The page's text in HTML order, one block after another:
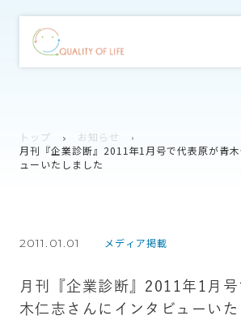
トップ
お知らせ
月刊『企業診断』2011年1月号で代表原が青
ューいたしました
2011.01.01 メディア掲載
月刊『企業診断』2011年1月
木仁志さんにインタビューいた